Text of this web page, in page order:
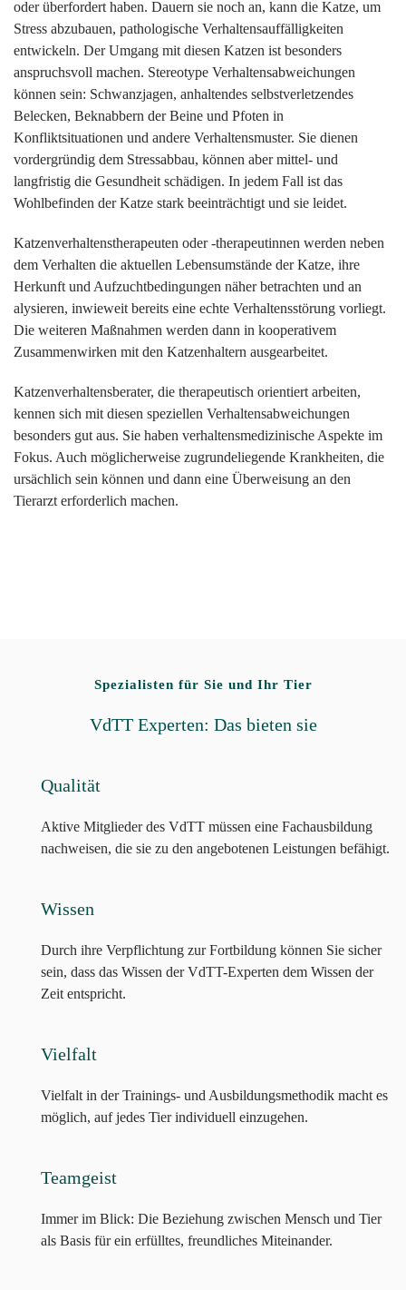
oder überfordert haben. Dauern sie noch an, kann die Katze, um
Stress abzubauen, pathologische Verhaltensauffälligkeiten
entwickeln. Der Umgang mit diesen Katzen ist besonders
anspruchsvoll machen. Stereotype Verhaltensabweichungen
können sein: Schwanzjagen, anhaltendes selbstverletzendes
Belecken, Beknabbern der Beine und Pfoten in
Konfliktsituationen und andere Verhaltensmuster. Sie dienen
vordergründig dem Stressabbau, können aber mittel- und
langfristig die Gesundheit schädigen. In jedem Fall ist das
Wohlbefinden der Katze stark beeinträchtigt und sie leidet.
Katzenverhaltenstherapeuten oder -therapeutinnen werden neben
dem Verhalten die aktuellen Lebensumstände der Katze, ihre
Herkunft und Aufzuchtbedingungen näher betrachten und an
alysieren, inwieweit bereits eine echte Verhaltensstörung vorliegt.
Die weiteren Maßnahmen werden dann in kooperativem
Zusammenwirken mit den Katzenhaltern ausgearbeitet.
Katzenverhaltensberater, die therapeutisch orientiert arbeiten,
kennen sich mit diesen speziellen Verhaltensabweichungen
besonders gut aus. Sie haben verhaltensmedizinische Aspekte im
Fokus. Auch möglicherweise zugrundeliegende Krankheiten, die
ursächlich sein können und dann eine Überweisung an den
Tierarzt erforderlich machen.
Spezialisten für Sie und Ihr Tier
VdTT Experten: Das bieten sie
Qualität
Aktive Mitglieder des VdTT müssen eine Fachausbildung
nachweisen, die sie zu den angebotenen Leistungen befähigt.
Wissen
Durch ihre Verpflichtung zur Fortbildung können Sie sicher
sein, dass das Wissen der VdTT-Experten dem Wissen der
Zeit entspricht.
Vielfalt
Vielfalt in der Trainings- und Ausbildungsmethodik macht es
möglich, auf jedes Tier individuell einzugehen.
Teamgeist
Immer im Blick: Die Beziehung zwischen Mensch und Tier
als Basis für ein erfülltes, freundliches Miteinander.